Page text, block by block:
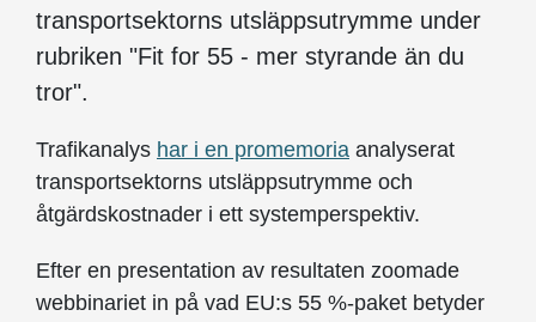
transportsektorns utsläppsutrymme under
rubriken "Fit for 55 - mer styrande än du
tror".
Trafikanalys har i en promemoria analyserat
transportsektorns utsläppsutrymme och
åtgärdskostnader i ett systemperspektiv.
Efter en presentation av resultaten zoomade
webbinariet in på vad EU:s 55 %-paket betyder